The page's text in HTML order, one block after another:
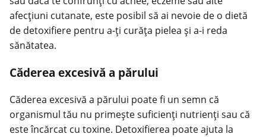
afecțiuni cutanate, este posibil să ai nevoie de o dietă
de detoxifiere pentru a-ți curăța pielea și a-i reda
sănătatea.
Căderea excesivă a părului
Căderea excesivă a părului poate fi un semn că
organismul tău nu primește suficienți nutrienți sau că
este încărcat cu toxine. Detoxifierea poate ajuta la